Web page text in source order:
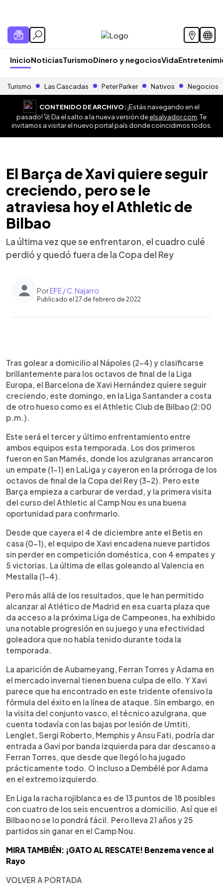
InicioNoticiasTurismoDinero y negociosVida
Turismo Las Cascadas Peter Parker Nativos Negocios
CONTENIDO DE ARCHIVO:¡Estás navegando en el
pasado! 🚀 Da el salto a la nueva versión deelsalvador.com . Te
invitamos a visitar el nuevo portal país donde coincidimos todos.
El Barça de Xavi quiere seguir
creciendo, pero se le
atraviesa hoy el Athletic de
Bilbao
La última vez que se enfrentaron, el cuadro culé
perdió y quedó fuera de la Copa del Rey
PorEFE / C. Najarro
Publicado el 27 de febrero de 2022
► Escuchar artículo
Tras golear a domicilio al Nápoles (2-4) y clasificarse
brillantemente para los octavos de final de la Liga
Europa, el Barcelona de Xavi Hernández quiere seguir
creciendo, este domingo, en la Liga Santander a costa
de otro hueso como es el Athletic Club de Bilbao (2:00
p.m.).
Este será el tercer y último enfrentamiento entre
ambos equipos esta temporada. Los dos primeros
fueron en San Mamés, donde los azulgranas arrancaron
un empate (1-1) en LaLiga y cayeron en la prórroga de los
octavos de final de la Copa del Rey (3-2). Pero este
Barça empieza a carburar de verdad, y la primera visita
del curso del Athletic al Camp Nou es una buena
oportunidad para confirmarlo.
Desde que cayera el 4 de diciembre ante el Betis en
casa (0-1), el equipo de Xavi encadena nueve partidos
sin perder en competición doméstica, con 4 empates y
5 victorias. La última de ellas goleando al Valencia en
Mestalla (1-4).
Pero más allá de los resultados, que le han permitido
alcanzar al Atlético de Madrid en esa cuarta plaza que
da acceso a la próxima Liga de Campeones, ha exhibido
una notable progresión en su juego y una efectividad
goleadora que no había tenido durante toda la
temporada.
La aparición de Aubameyang, Ferran Torres y Adama en
el mercado invernal tienen buena culpa de ello. Y Xavi
parece que ha encontrado en este tridente ofensivo la
fórmula del éxito en la línea de ataque. Sin embargo, en
la visita del conjunto vasco, el técnico azulgrana, que
cuenta todavía con las bajas por lesión de Umtiti,
Lenglet, Sergi Roberto, Memphis y Ansu Fati, podría dar
entrada a Gavi por banda izquierda para dar descanso a
Ferran Torres, que desde que llegó lo ha jugado
prácticamente todo. O incluso a Dembélé por Adama
en el extremo izquierdo.
En Liga la racha rojiblanca es de 13 puntos de 18 posibles
con cuatro de los seis encuentros a domicilio. Así que el
Bilbao no se lo pondrá fácil. Pero lleva 21 años y 25
partidos sin ganar en el Camp Nou.
MIRA TAMBIÉN: ¡GATO AL RESCATE! Benzema vence al
Rayo
VOLVER A PORTADA